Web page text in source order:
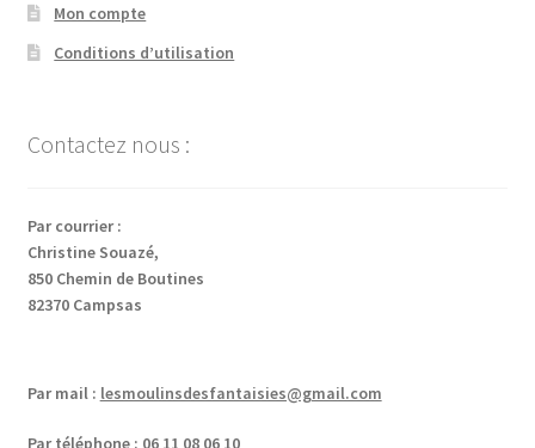
Mon compte
Conditions d’utilisation
Contactez nous :
Par courrier :
Christine Souazé,
850 Chemin de Boutines
82370 Campsas
Par mail : lesmoulinsdesfantaisies@gmail.com
Par téléphone : 06 11 08 06 10